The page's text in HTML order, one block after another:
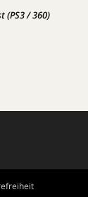
(PS3 / 360)